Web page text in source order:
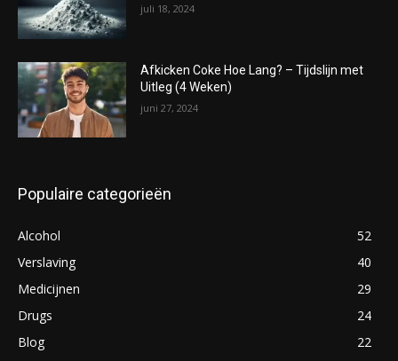
juli 18, 2024
Afkicken Coke Hoe Lang? – Tijdslijn met
Uitleg (4 Weken)
juni 27, 2024
Populaire categorieën
Alcohol
52
Verslaving
40
Medicijnen
29
Drugs
24
Blog
22